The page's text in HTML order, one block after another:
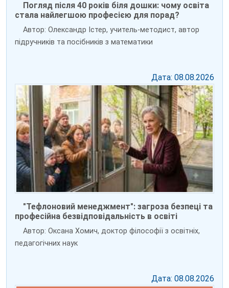
Погляд після 40 років біля дошки: чому освіта
стала найлегшою професією для порад?
Автор: Олександр Істер, учитель-методист, автор
підручників та посібників з математики
Дата: 08.08.2026
"Тефлоновий менеджмент": загроза безпеці та
професійна безвідповідальність в освіті
Автор: Оксана Хомич, доктор філософії з освітніх,
педагогічних наук
Дата: 08.08.2026